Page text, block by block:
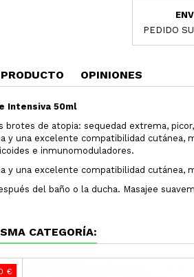
PEDIDO
OPINIONES
Intensiva 50ml
brotes de atopia: sequedad extrema,
y una excelente compatibilidad cutánea,
e inmunomoduladores.
y una excelente compatibilidad cutánea,
del baño o la ducha. Masajee
CATEGORÍA:
€